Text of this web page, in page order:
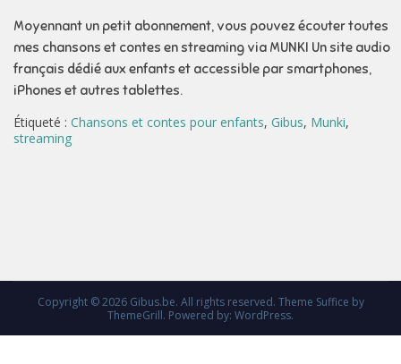
Moyennant un petit abonnement, vous pouvez écouter toutes
mes chansons et contes en streaming via MUNKI Un site audio
français dédié aux enfants et accessible par smartphones,
iPhones et autres tablettes.
Étiqueté : Chansons et contes pour enfants, Gibus, Munki,
streaming
Copyright © 2026 Gibus.be. All rights reserved. Theme Suffice by
ThemeGrill. Powered by: WordPress.